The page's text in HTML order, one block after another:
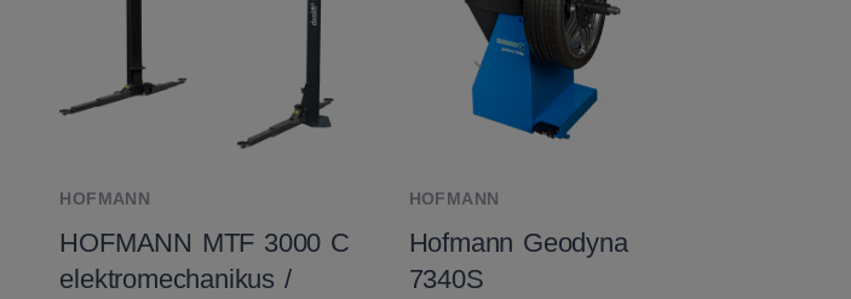
HOFMANN
HOFMANN MTF 3000 C
elektromechanikus /
HOFMANN
Hofmann Geodyna
7340S